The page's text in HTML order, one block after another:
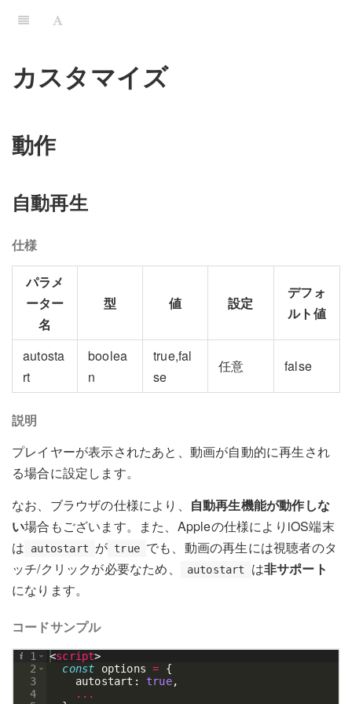
カスタマイズ
動作
自動再生
仕様
パラメ
ーター
名
型 値 設定
デフォ
ルト値
autosta
rt
boolea
n
true,fal
se
任意 false
説明
プレイヤーが表示されたあと、動画が自動的に再生され
る場合に設定します。
なお、ブラウザの仕様により、 自動再生機能が動作しな
い場合もございます。また、Appleの仕様によりiOS端末
は
autostart が true でも、動画の再生には視聴者のタ
ッチ/クリックが必要なため、
autostart は非サポート
になります。
コードサンプル
1
2
3
4
<script>
const
options =
{
autostart : true,
...